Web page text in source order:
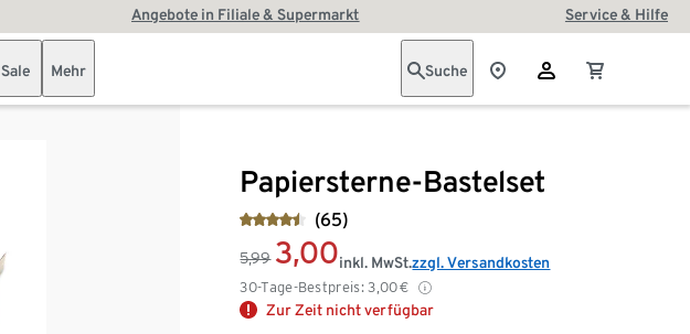
Angebote in Filiale & Supermarkt Service & Hilfe
Sale Mehr Suche
Papiersterne-Bastelset
(65)
5,99 3,00
30-Tage-Bestpreis: 3,00€
inkl. MwSt.zzgl. Versandkosten
Zur Zeit nicht verfügbar